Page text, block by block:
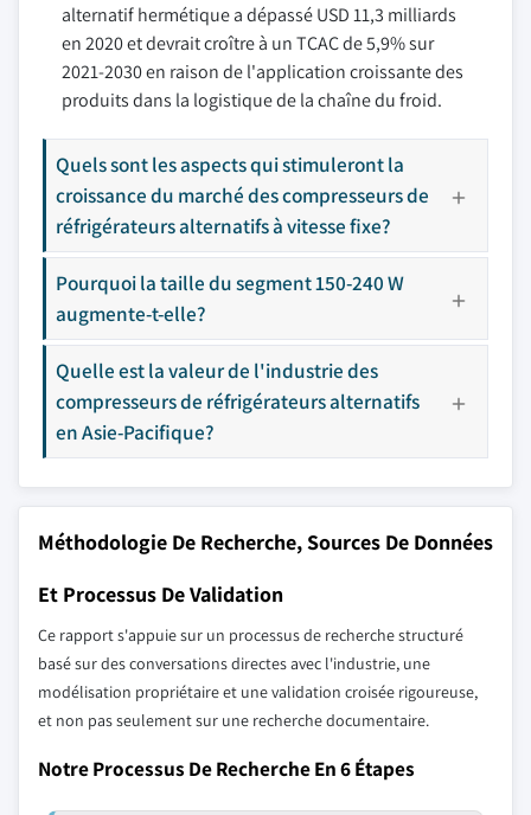
alternatif hermétique a dépassé USD 11,3 milliards
en 2020 et devrait croître à un TCAC de 5,9% sur
2021-2030 en raison de l'application croissante des
produits dans la logistique de la chaîne du froid.
Quels sont les aspects qui stimuleront la
croissance du marché des compresseurs de
réfrigérateurs alternatifs à vitesse fixe?
Pourquoi la taille du segment 150-240 W
augmente-t-elle?
Quelle est la valeur de l'industrie des
compresseurs de réfrigérateurs alternatifs
en Asie-Pacifique?
Méthodologie De Recherche, Sources De Données
Et Processus De Validation
Ce rapport s'appuie sur un processus de recherche structuré
basé sur des conversations directes avec l'industrie, une
modélisation propriétaire et une validation croisée rigoureuse,
et non pas seulement sur une recherche documentaire.
Notre Processus De Recherche En 6 Étapes